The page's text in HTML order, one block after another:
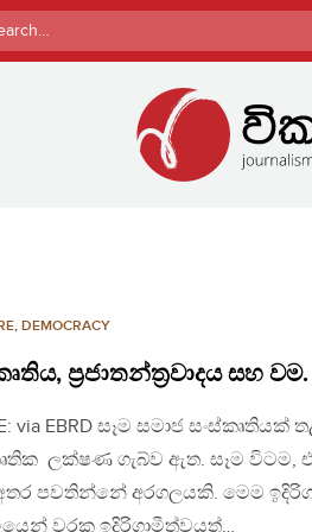
, DEMOCRACY
ප්‍රජාතන්ත්‍රවාදය සහ වම.
via EBRD සෑම සමාජ සංස්කෘතියක්
ලක්ෂණ ගැබ්ව ඇත. සෑම
පවතින්නේ අරගලයකි. මෙම
වරක ඉදිරිගාමීත්වයත්…